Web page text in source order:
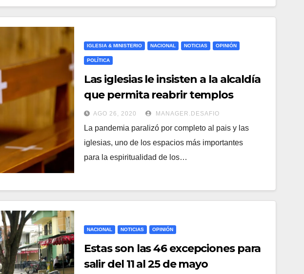
IGLESIA & MINISTERIO NACIONAL NOTICIAS OPINIÓN
POLÍTICA
Las iglesias le insisten a la alcaldía
que permita reabrir templos
AGO 26, 2020 MANAGER.DESAFIO
La pandemia paralizó por completo al pais y las
iglesias, uno de los espacios más importantes
para la espiritualidad de los…
NACIONAL NOTICIAS OPINIÓN
Estas son las 46 excepciones para
salir del 11 al 25 de mayo